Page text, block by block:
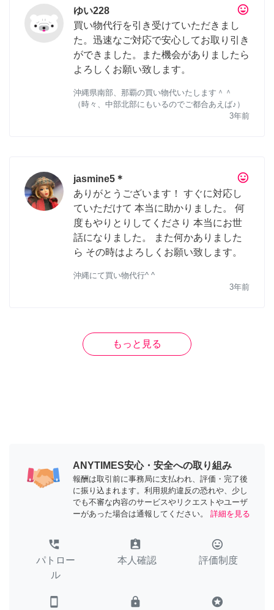
tag_faces
ゆい228
買い物代行を引き受けていただきまし
た。迅速なご対応で安心してお取り引き
ができました。また機会がありましたら
よろしくお願い致します。
沖縄県南部、那覇の買い物代いたします＾＾
（時々、中部北部にもいるのでご都合あえば♪）
3年前
tag_faces
jasmine5＊
ありがとうございます！ すぐに対応し
ていただけて 本当に助かりました。 何
度もやりとりしてくださり 本当にお世
話になりました。 また何かありました
ら その時はよろしくお願い致します。
沖縄にて買い物代行^ ^
3年前
もっと見る
ANYTIMES安心・安全への取り組み
報酬は取引前に事務局に支払われ、評価・完了後
に振り込まれます。利用規約違反の恐れや、少し
でも不審な内容のサービスやリクエストやユーザ
ーがあった場合は通報してください。
詳細を見る
perm_phone_msg
パトロー
ル
assignment_ind
本人確認
tag_faces
評価制度
smartphone lock stars